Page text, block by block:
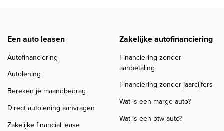
Een auto leasen
Autofinanciering
Autolening
Bereken je maandbedrag
Direct autolening aanvragen
Zakelijke financial lease
Zakelijke autofinanciering
Financiering zonder
aanbetaling
Financiering zonder jaarcijfers
Wat is een marge auto?
Wat is een btw-auto?